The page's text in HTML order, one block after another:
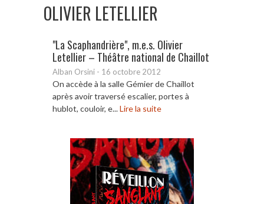
OLIVIER LETELLIER
"La Scaphandrière", m.e.s. Olivier
Letellier – Théâtre national de Chaillot
Alban Orsini - 16 octobre 2012
On accède à la salle Gémier de Chaillot
après avoir traversé escalier, portes à
hublot, couloir, e...Lire la suite